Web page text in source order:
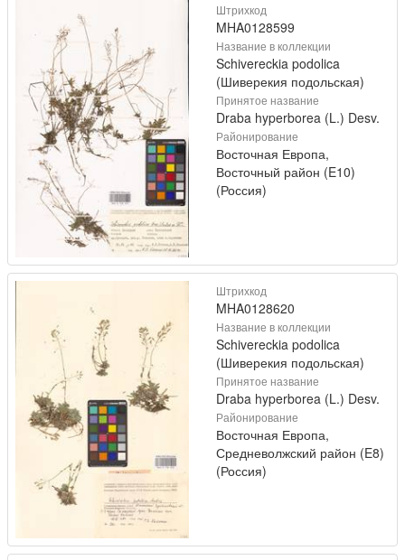
Штрихкод
MHA0128599
Название в коллекции
Schivereckia podolica
(Шиверекия подольская)
Принятое название
Draba hyperborea (L.) Desv.
Районирование
Восточная Европа,
Восточный район (E10)
(Россия)
Штрихкод
MHA0128620
Название в коллекции
Schivereckia podolica
(Шиверекия подольская)
Принятое название
Draba hyperborea (L.) Desv.
Районирование
Восточная Европа,
Средневолжский район (E8)
(Россия)